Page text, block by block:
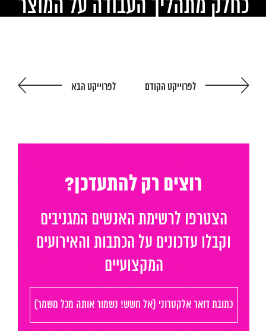
עלינו
המגזין
יצירת קשר
English
כחלק מתהליך העבודה על המוצר
לפרוייקט הקודם לפרוייקט הבא
רוצים רק להתעדכן?
הצטרפו לרשימת האנשים המגניבים
וקבלו עדכונים על הכתבות והאירועים
המקצועיים